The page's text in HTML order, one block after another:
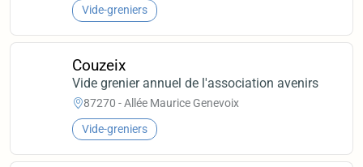
Vide-greniers
Couzeix
Vide grenier annuel de l'association avenirs
87270 - Allée Maurice Genevoix
Vide-greniers